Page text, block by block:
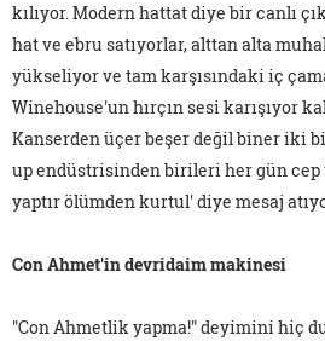
kılıyor. Modern hattat diye bir canlı
hat ve ebru satıyorlar, alttan alta
yükseliyor ve tam karşısındaki iç
Winehouse'un hırçın sesi karışıyor
Kanserden üçer beşer değil biner iki
up endüstrisinden birileri her gün
yaptır ölümden kurtul' diye mesaj
Con Ahmet'in devridaim makinesi
"Con Ahmetlik yapma!" deyimini hiç